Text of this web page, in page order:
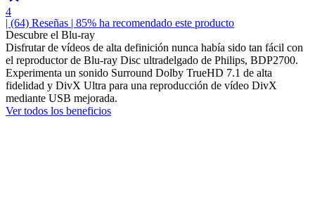
4
| (64) Reseñas | 85% ha recomendado este producto
Descubre el Blu-ray
Disfrutar de vídeos de alta definición nunca había sido tan fácil con
el reproductor de Blu-ray Disc ultradelgado de Philips, BDP2700.
Experimenta un sonido Surround Dolby TrueHD 7.1 de alta
fidelidad y DivX Ultra para una reproducción de vídeo DivX
mediante USB mejorada.
Ver todos los beneficios